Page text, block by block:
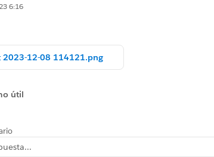
6:16
2023-12-08 114121.png
útil